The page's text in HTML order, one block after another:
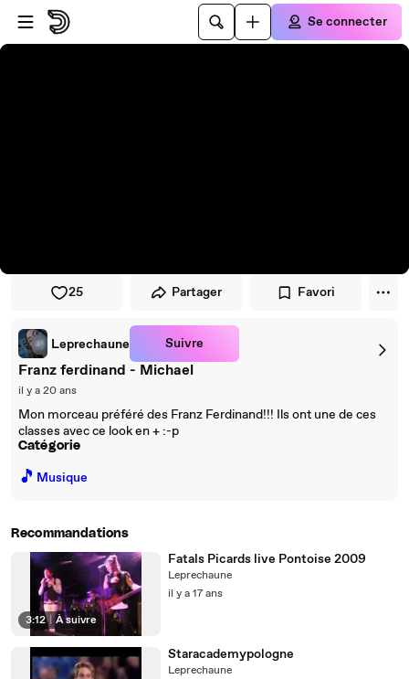
Passer au player
Passer au contenu principal
Se connecter
25 Partager Favori
Leprechaune Suivre
Franz ferdinand - Michael
il y a 20 ans
Mon morceau préféré des Franz Ferdinand!!! Ils ont une de ces
classes avec ce look en + :-p
Catégorie
🎵 Musique
Recommandations
3:12 À suivre
Fatals Picards live Pontoise 2009
Leprechaune
il y a 17 ans
Staracademypologne
Leprechaune